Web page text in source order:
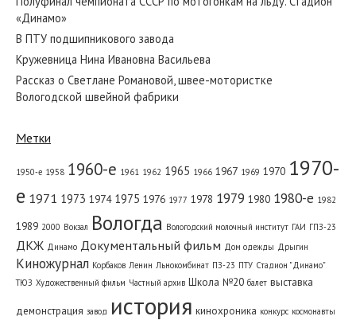
«Динамо»
В ПТУ подшипникового завода
Кружевница Нина Ивановна Васильева
Рассказ о Светлане Романовой, швее-мотористке
Вологодской швейной фабрики
Метки
1950-е 1958 1960-е 1961 1962 1965 1966 1967 1969 1970 1970-
е 1971 1973 1974 1975 1976 1977 1978 1979 1980 1980-е 1982
1989 2000 Вокзал Вологда Вологодский молочный институт ГАИ ГПЗ-23
ДКЖ Динамо Документальный фильм Дом одежды Дрыгин
Киножурнал Корбаков Ленин Льнокомбинат ПЗ-23 ПТУ Стадион "Динамо"
ТЮЗ Художественный фильм Частный архив Школа №20 балет выставка
демонстрация завод история кинохроника конкурс космонавты